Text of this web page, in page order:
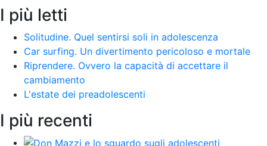
I più letti
Solitudine. Quel sentirsi soli in adolescenza
Car surfing. Un divertimento pericoloso e mortale
Riprendere. Ovvero la capacità di accettare il
cambiamento
L'estate dei preadolescenti
I più recenti